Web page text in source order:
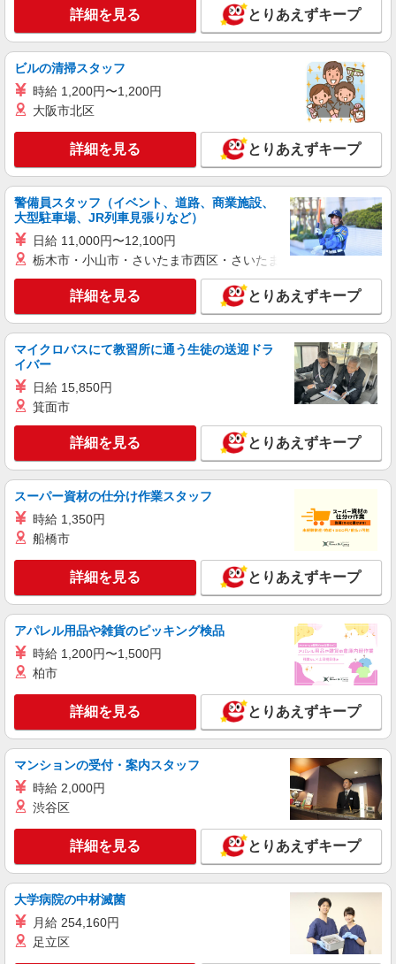
株式会社テクノ・サービス/お仕事No/0872435
時給1450円 月収例：248、000円（月収例21日
実働）（残業・休日出勤手当て等が含まれていま
長野県上伊那郡箕輪町 ＊車・バイク通勤OK
キープ 詳細を見る
派遣社員
株式会社綜合キャリアオプション（1314VJ0805G44★5-S-T3）
組立・加工・食品製造など/日払いOK
時給1,350円 交通費：既定支給
長野県上伊那郡箕輪町
キープ 詳細を見る
派遣社員
株式会社綜合キャリアオプション（1314VJ0805G44★30-S-T3）
組立・加工・食品製造など/日払いOK
交通費：既定支給
長野県上伊那郡箕輪町
キープ
派遣社員
機械オペレーター/日払いOK
時給1,450円 交通費：既定支給
キープ 詳細を見る
株式会社テクノ・サービス/お仕事No/0877763
部品の加工など
時給1450円 月収例：246、000円（月収例21日
実働）（残業・休日出勤手当て等が含まれていま
長野県上伊那郡箕輪町 ＊車・バイク通勤OK
キープ 詳細を見る
株式会社テクノ・サービス/お仕事No/0902941
バリ取り業務
時給1250円 月収例：241、000円（月収例21日
実働残業代込）（残業・休日出勤手当て等が含ま
詳細を見る とりあえずキープ
ビルの清掃スタッフ
時給 1,200円〜1,200円
大阪市北区
詳細を見る とりあえずキープ
警備員スタッフ（イベント、道路、商業施設、
大型駐車場、JR列車見張りなど）
日給 11,000円〜12,100円
栃木市・小山市・さいたま市西区・さいたま市岩槻区・久喜市・
詳細を見る とりあえずキープ
マイクロバスにて教習所に通う生徒の送迎ドラ
イバー
日給 15,850円
箕面市
詳細を見る とりあえずキープ
スーパー資材の仕分け作業スタッフ
時給 1,350円
船橋市
詳細を見る とりあえずキープ
アパレル用品や雑貨のピッキング検品
時給 1,200円〜1,500円
柏市
詳細を見る とりあえずキープ
マンションの受付・案内スタッフ
時給 2,000円
渋谷区
詳細を見る とりあえずキープ
大学病院の中材滅菌
月給 254,160円
足立区